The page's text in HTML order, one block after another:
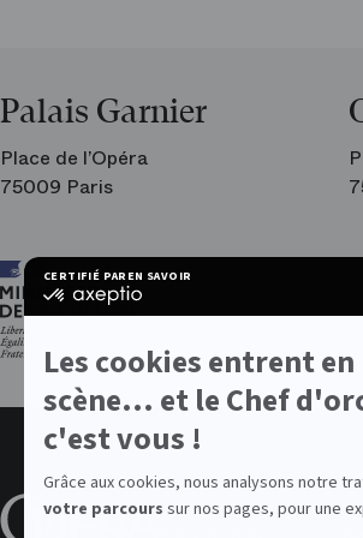
CERTIFIÉ PAR EN SAVOIR PLUS SUR
certifié
En
plus
Axeptio
Les cookies entrent en
scène... et le Chef
c'est vous !
Grâce aux cookies, nous analysons notre
votre parcours sur nos pages, pour une
Palais Garnier
Place de l’Opéra
75009 Paris
À propos de l'Opéra